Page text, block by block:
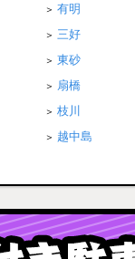
有明
三好
東砂
扇橋
枝川
越中島